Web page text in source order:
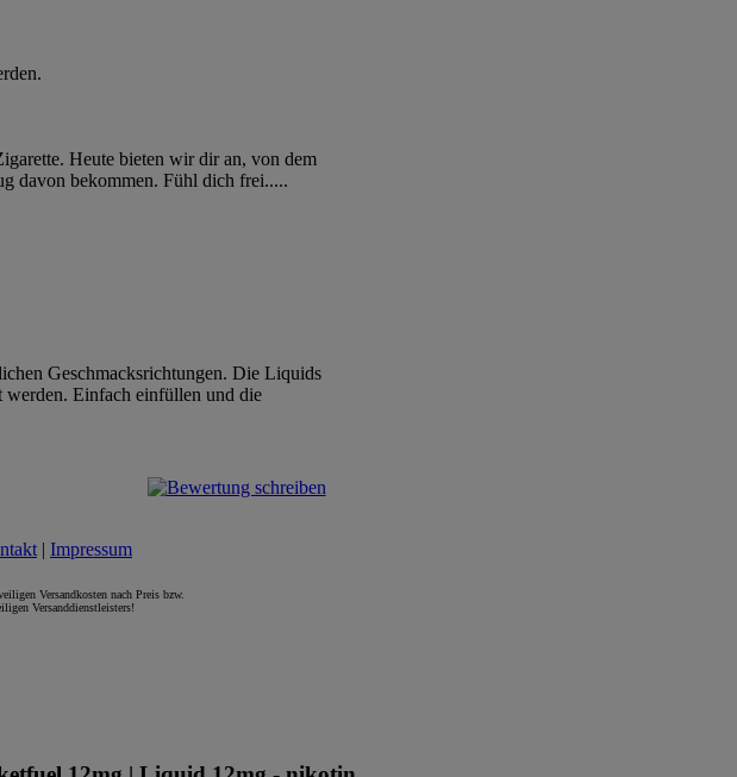
Heute bieten wir dir an, von dem
davon bekommen. Fühl dich frei.....
Geschmacksrichtungen. Die Liquids
werden. Einfach einfüllen und die
| Impressum
Versandkosten nach Preis bzw.
Versanddienstleisters!